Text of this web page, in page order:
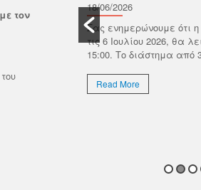
τονμε τον
18/06/2026
Σας ενημερώνουμε ότι
τις 6 Ιουλίου 2026, θα
15:00. Το διάστημα από
Read More